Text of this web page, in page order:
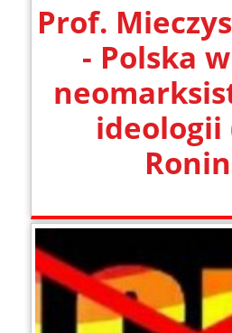
Prof.
- Polska
ideologii